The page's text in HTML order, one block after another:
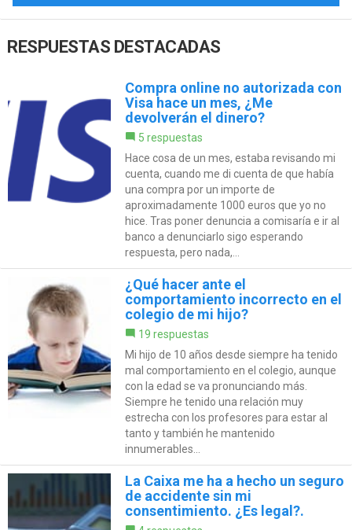
RESPUESTAS DESTACADAS
Compra online no autorizada con
Visa hace un mes, ¿Me
devolverán el dinero?
5 respuestas
Hace cosa de un mes, estaba revisando mi
cuenta, cuando me di cuenta de que había
una compra por un importe de
aproximadamente 1000 euros que yo no
hice. Tras poner denuncia a comisaría e ir al
banco a denunciarlo sigo esperando
respuesta, pero nada,...
¿Qué hacer ante el
comportamiento incorrecto en el
colegio de mi hijo?
19 respuestas
Mi hijo de 10 años desde siempre ha tenido
mal comportamiento en el colegio, aunque
con la edad se va pronunciando más.
Siempre he tenido una relación muy
estrecha con los profesores para estar al
tanto y también he mantenido
innumerables...
La Caixa me ha a hecho un seguro
de accidente sin mi
consentimiento. ¿Es legal?.